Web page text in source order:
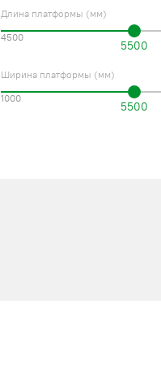
Длина платформы (мм)
5500
4500
Ширина платформы (мм)
5500
1000